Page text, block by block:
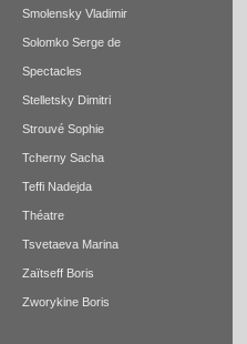
Smolensky Vladimir
Solomko Serge de
Spectacles
Stelletsky Dimitri
Strouvé Sophie
Tcherny Sacha
Teffi Nadejda
Théatre
Tsvetaeva Marina
Zaïtseff Boris
Zworykine Boris